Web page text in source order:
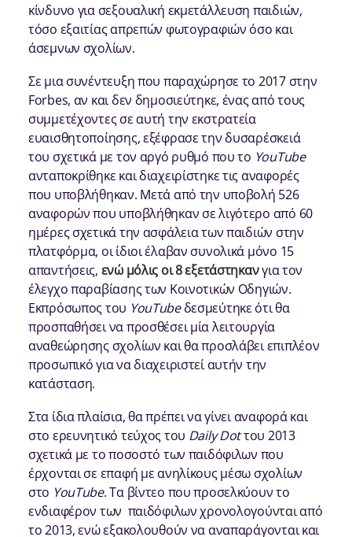
κίνδυνο για σεξουαλική εκμετάλλευση παιδιών,
τόσο εξαιτίας απρεπών φωτογραφιών όσο και
άσεμνων σχολίων.
Σε μια συνέντευξη που παραχώρησε το 2017 στην
Forbes, αν και δεν δημοσιεύτηκε, ένας από τους
συμμετέχοντες σε αυτή την εκστρατεία
ευαισθητοποίησης, εξέφρασε την δυσαρέσκειά
του σχετικά με τον αργό ρυθμό που το YouTube
ανταποκρίθηκε και διαχειρίστηκε τις αναφορές
που υποβλήθηκαν. Μετά από την υποβολή 526
αναφορών που υποβλήθηκαν σε λιγότερο από 60
ημέρες σχετικά την ασφάλεια των παιδιών στην
πλατφόρμα, οι ίδιοι έλαβαν συνολικά μόνο 15
απαντήσεις, ενώ μόλις οι 8 εξετάστηκανγια τον
έλεγχο παραβίασης των Κοινοτικών Οδηγιών.
Εκπρόσωπος του YouTubeδεσμεύτηκε ότι θα
προσπαθήσει να προσθέσει μία λειτουργία
αναθεώρησης σχολίων και θα προσλάβει επιπλέον
προσωπικό για να διαχειριστεί αυτήν την
κατάσταση.
Στα ίδια πλαίσια, θα πρέπει να γίνει αναφορά και
στο ερευνητικό τεύχος του Daily Dotτου 2013
σχετικά με το ποσοστό των παιδόφιλων που
έρχονται σε επαφή με ανηλίκους μέσω σχολίων
στο YouTube. Τα βίντεο που προσελκύουν το
ενδιαφέρον των παιδόφιλων χρονολογούνται από
το 2013, ενώ εξακολουθούν να αναπαράγονται και